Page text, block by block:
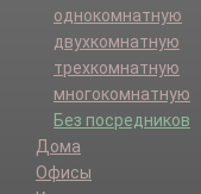
однокомнатную
двухкомнатную
трехкомнатную
многокомнатную
Без посредников
Дома
Офисы